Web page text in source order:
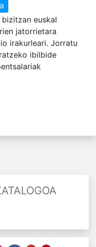
euskal
jatorrietara
irakurleari. Jorratu
ibilbide